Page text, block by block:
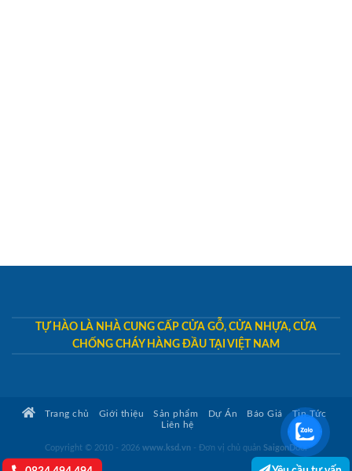
TỰ HÀO LÀ NHÀ CUNG CẤP CỬA GỖ, CỬA NHỰA, CỬA
CHỐNG CHÁY HÀNG ĐẦU TẠI VIỆT NAM
Trang chủ Giới thiệu Sản phẩm Dự Án Báo Giá
Tin Tức
Liên hệ
Copyright © 2010 - 2026 www.ksd.vn- Đơn vị chủ quản SaigonDoor